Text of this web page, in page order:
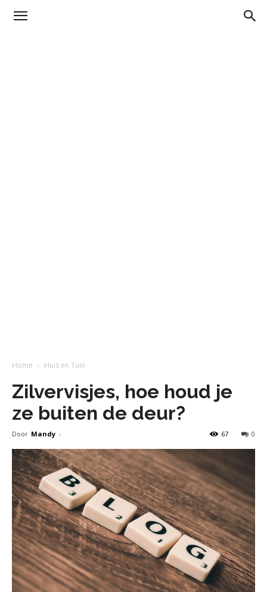
Home Huis en Tuin
Zilvervisjes, hoe houd je
ze buiten de deur?
Door Mandy - 0
67